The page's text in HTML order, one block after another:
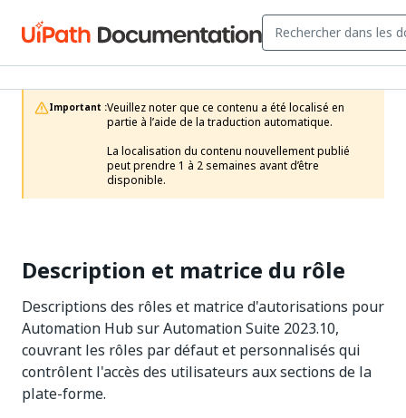
Important :Veuillez noter que ce contenu a été localisé en
partie à l’aide de la traduction automatique.
La localisation du contenu nouvellement publié
peut prendre 1 à 2 semaines avant d’être
disponible.
Description et matrice du rôle
Descriptions des rôles et matrice d'autorisations pour
Automation Hub sur Automation Suite 2023.10,
couvrant les rôles par défaut et personnalisés qui
contrôlent l'accès des utilisateurs aux sections de la
plate-forme.